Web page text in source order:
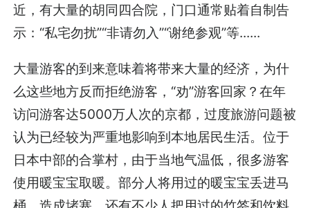
近，有大量的胡同四合院，门口通常贴着自制告
示：“私宅勿扰”“非请勿入”“谢绝参观”等......
大量游客的到来意味着将带来大量的经济，为什
么这些地方反而拒绝游客，“劝”游客回家？在年
访问游客达5000万人次的京都，过度旅游问题被
认为已经较为严重地影响到本地居民生活。位于
日本中部的合掌村，由于当地气温低，很多游客
使用暖宝宝取暖。部分人将用过的暖宝宝丢进马